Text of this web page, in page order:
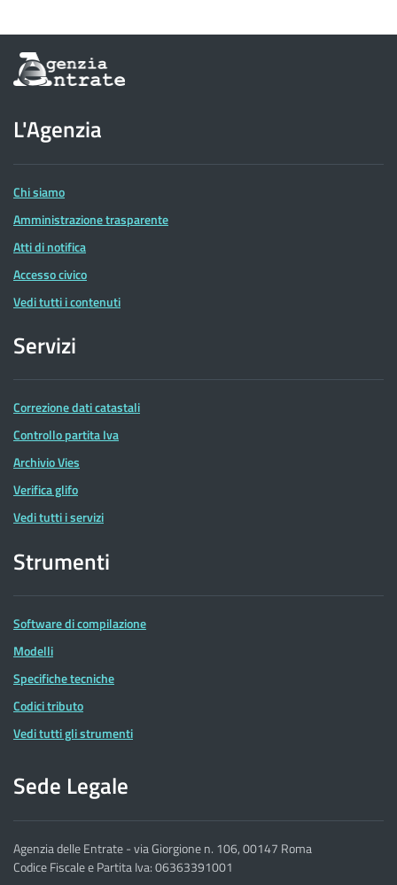
Informazioni
sul
dell'Agenzia
delle
Entrate
L'Agenzia
Chi siamo
Amministrazione trasparente
Atti di notifica
Accesso civico
Vedi tutti i contenuti
Servizi
Correzione dati catastali
Controllo partita Iva
Archivio Vies
Verifica glifo
Vedi tutti i servizi
Strumenti
Software di compilazione
Modelli
Specifiche tecniche
Codici tributo
Vedi tutti gli strumenti
Sede Legale
Agenzia delle Entrate - via Giorgione n. 106, 00147 Roma
Codice Fiscale e Partita Iva: 06363391001